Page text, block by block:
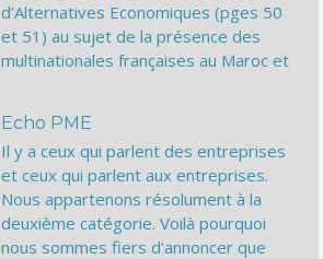
d’Alternatives Economiques (pges 50
et 51) au sujet de la présence des
multinationales françaises au Maroc et
Echo PME
Il y a ceux qui parlent des entreprises
et ceux qui parlent aux entreprises.
Nous appartenons résolument à la
deuxième catégorie. Voilà pourquoi
nous sommes fiers d’annoncer que